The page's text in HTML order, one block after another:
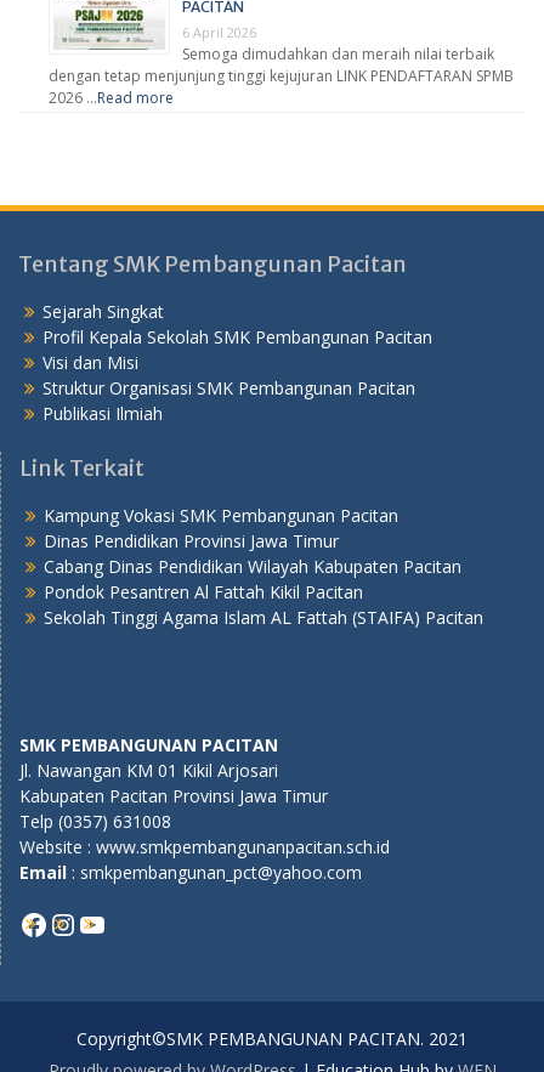
PACITAN
6 April 2026
Semoga dimudahkan dan meraih nilai terbaik
dengan tetap menjunjung tinggi kejujuran LINK PENDAFTARAN SPMB
2026 …Read more
Tentang SMK Pembangunan Pacitan
Sejarah Singkat
Profil Kepala Sekolah SMK Pembangunan Pacitan
Visi dan Misi
Struktur Organisasi SMK Pembangunan Pacitan
Publikasi Ilmiah
Link Terkait
Kampung Vokasi SMK Pembangunan Pacitan
Dinas Pendidikan Provinsi Jawa Timur
Cabang Dinas Pendidikan Wilayah Kabupaten Pacitan
Pondok Pesantren Al Fattah Kikil Pacitan
Sekolah Tinggi Agama Islam AL Fattah (STAIFA) Pacitan
SMK PEMBANGUNAN PACITAN
Jl. Nawangan KM 01 Kikil Arjosari
Kabupaten Pacitan Provinsi Jawa Timur
Telp (0357) 631008
Website : www.smkpembangunanpacitan.sch.id
Email : smkpembangunan_pct@yahoo.com
Copyright©SMK PEMBANGUNAN PACITAN. 2021